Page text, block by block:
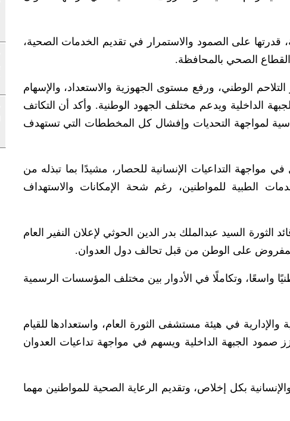
قدرتها على الصمود والاستمرار في تقديم الخدمات الصحية،
القطاع الصحي بالمحافظة.
الوطني، ورفع مستوى الجهوزية والاستعداد، والإسهام
الداخلية ويدعم مختلف الجهود الوطنية. وأكد أن التكاتف
لمواجهة التحديات وإفشال كل المخططات التي تستهدف
مواجهة التداعيات الإنسانية للحصار، مشيدًا بما تبذله من
الطبية للمواطنين، رغم شحة الإمكانات والاستهداف
الثورة السيد عبدالملك بدر الدين الحوثي لإعلان النفير العام
المفروض على الوطن من قبل تحالف دول العدوان.
واسعًا، وتكاملًا في الأدوار بين مختلف المؤسسات الرسمية
والإدارية في هيئة مستشفى الثورة العام، واستعدادها للقيام
صمود الجبهة الداخلية ويسهم في مواجهة تداعيات العدوان
بكل إخلاص، وتقديم الرعاية الصحية للمواطنين مهما